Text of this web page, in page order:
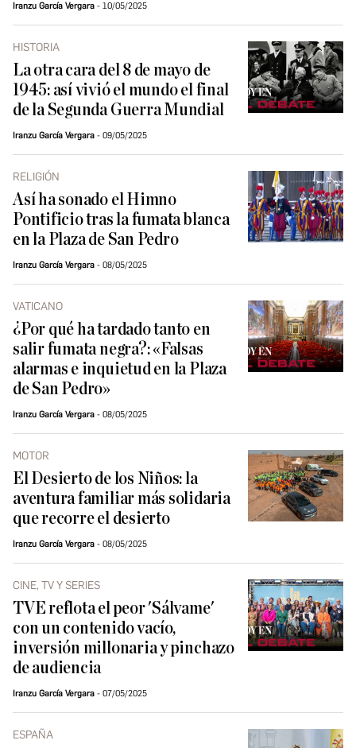
Iranzu García Vergara 10/05/2025
HISTORIA
La otra cara del 8 de mayo de
1945: así vivió el mundo el final
de la Segunda Guerra Mundial
Iranzu García Vergara 09/05/2025
RELIGIÓN
Así ha sonado el Himno
Pontificio tras la fumata blanca
en la Plaza de San Pedro
Iranzu García Vergara 08/05/2025
VATICANO
¿Por qué ha tardado tanto en
salir fumata negra?: «Falsas
alarmas e inquietud en la Plaza
de San Pedro»
Iranzu García Vergara 08/05/2025
MOTOR
El Desierto de los Niños: la
aventura familiar más solidaria
que recorre el desierto
Iranzu García Vergara 08/05/2025
CINE, TV Y SERIES
TVE reflota el peor 'Sálvame'
con un contenido vacío,
inversión millonaria y pinchazo
de audiencia
Iranzu García Vergara 07/05/2025
ESPAÑA